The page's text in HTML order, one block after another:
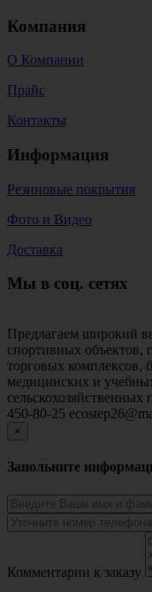
Компания
О Компании
Прайс
Контакты
Информация
Резиновые покрытия
Фото и Видео
Доставка
Мы в соц. сетях
Предлагаем широкий
спортивных объектов,
торговых комплексов,
медицинских и
450-80-25
×
Запольните
Комментарии к заказу